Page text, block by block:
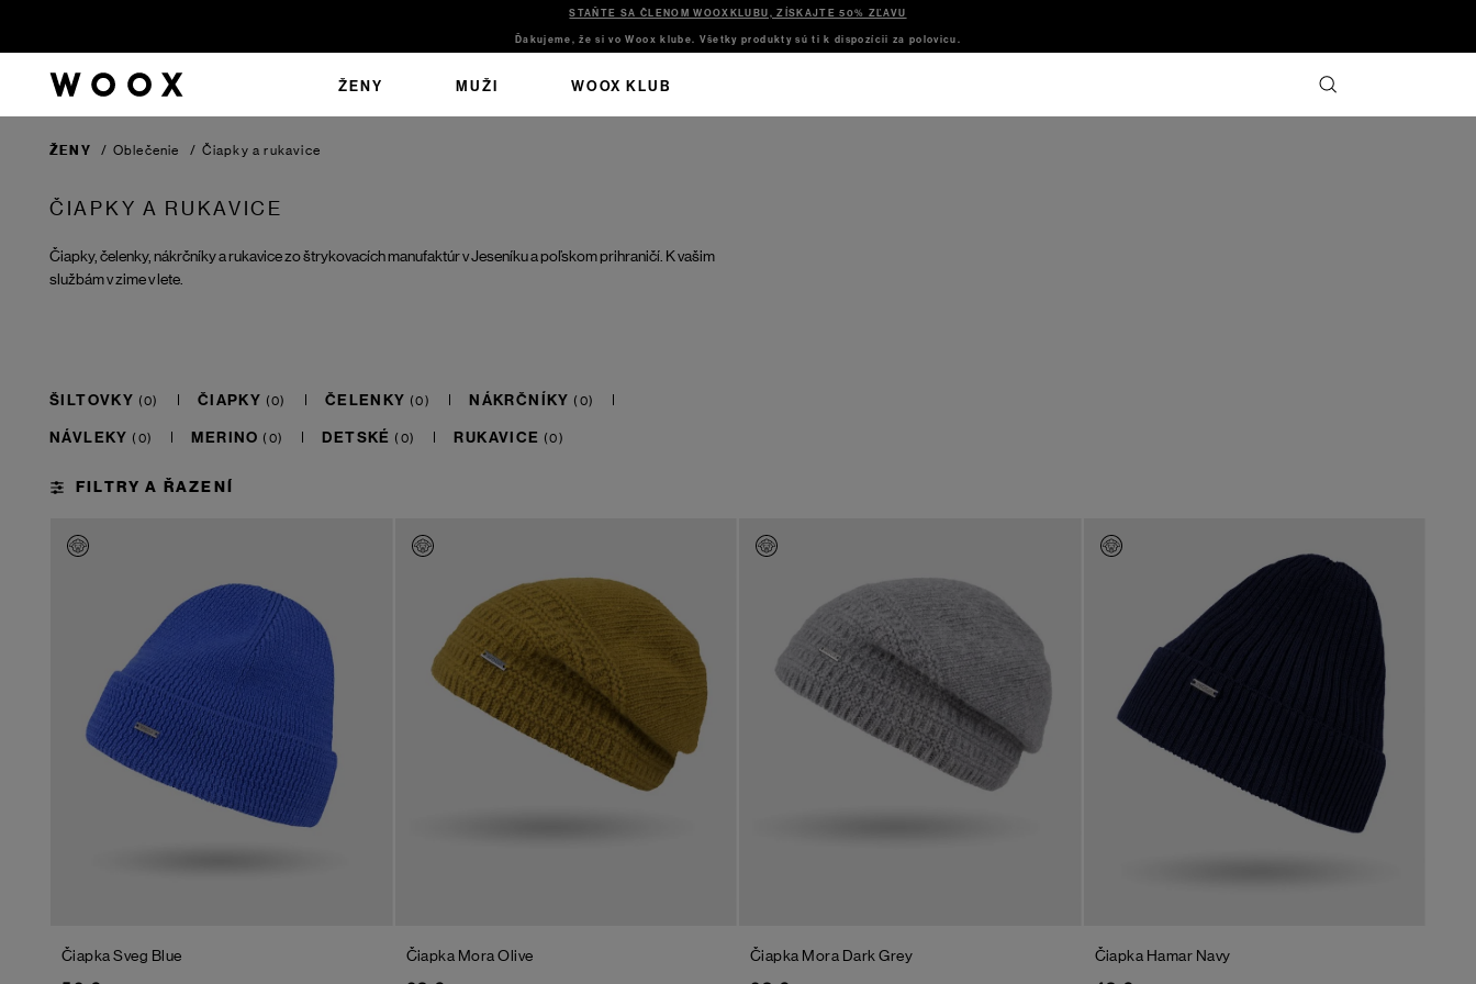
STAŇTE SA ČLENOM WOOXKLUBU, ZÍSKAJTE 50% ZĽAVU
Ďakujeme, že si vo Woox klube. Všetky produkty sú ti k dispozícii za polovicu.
ŽENY MUŽI WOOX KLUB
ŽENY / Oblečenie / Čiapky a rukavice
ČIAPKY A RUKAVICE
Čiapky, čelenky, nákrčníky a rukavice zo štrykovacích manufaktúr v Jeseníku a poľskom prihraničí. K vašim
službám v zime v lete.
ŠILTOVKY ČIAPKY ČELENKY
NÁKRČNÍKY
NÁVLEKY
MERINO DETSKÉ RUKAVICE
Čiapka Sveg Blue Čiapka MoraOlive Čiapka Mora Dark Grey Čiapka Hamar Navy